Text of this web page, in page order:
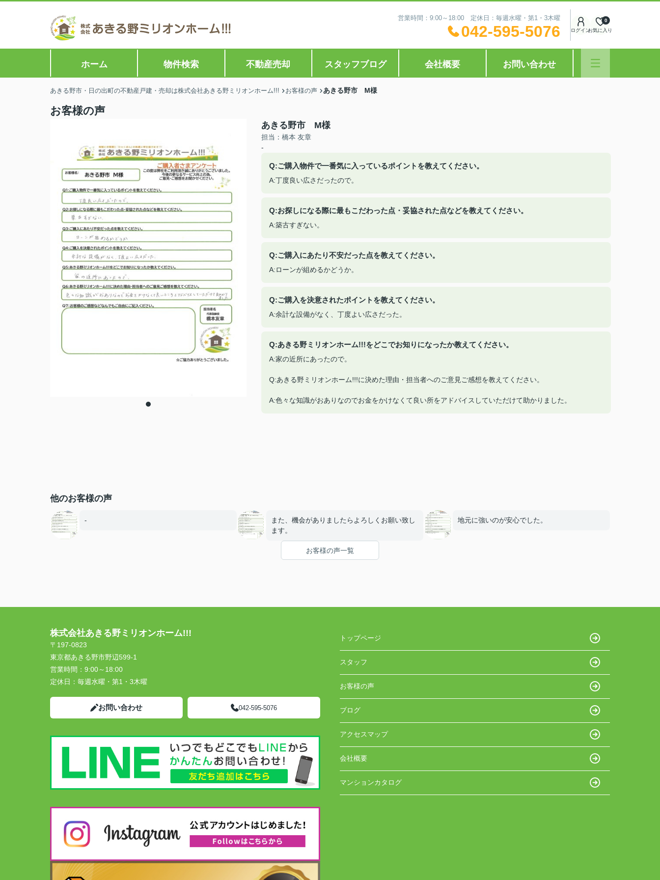
営業時間：9:00～18:00 定休日：毎週水曜・第1・3木曜
042-595-5076 ログインお気に入り
0
ホーム 物件検索 不動産売却 スタッフブログ 会社概要 お問い合わせ
あきる野市・日の出町の不動産戸建・売却は株式会社あきる野ミリオンホーム!!! お客様の声 あきる野市 M様
お客様の声
あきる野市 M様
担当：橋本 友章
-
Q:ご購入物件で一番気に入っているポイントを教えてください。
A:丁度良い広さだったので。
Q:お探しになる際に最もこだわった点・妥協された点などを教えてください。
A:築古すぎない。
Q:ご購入にあたり不安だった点を教えてください。
A:ローンが組めるかどうか。
Q:ご購入を決意されたポイントを教えてください。
A:余計な設備がなく、丁度よい広さだった。
Q:あきる野ミリオンホーム!!!をどこでお知りになったか教えてください。
A:家の近所にあったので。
Q:あきる野ミリオンホーム!!!に決めた理由・担当者へのご意見ご感想を教えてください。
A:色々な知識がおありなのでお金をかけなくて良い所をアドバイスしていただけて助かりました。
他のお客様の声
-
また、機会がありましたらよろしくお願い致し
ます。
地元に強いのが安心でした。
お客様の声一覧
株式会社あきる野ミリオンホーム!!!
〒197-0823
東京都あきる野市野辺599-1
営業時間： 9:00～18:00
定休日： 毎週水曜・第1・3木曜
お問い合わせ 042-595-5076
トップページ
スタッフ
お客様の声
ブログ
アクセスマップ
会社概要
マンションカタログ